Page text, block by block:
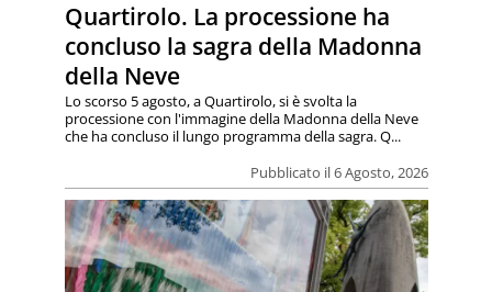
Quartirolo. La processione ha
concluso la sagra della Madonna
della Neve
Pubblicato il 6 Agosto, 2026
Lo scorso 5 agosto, a Quartirolo, si è svolta la
processione con l'immagine della Madonna della Neve
che ha concluso il lungo programma della sagra. Q...